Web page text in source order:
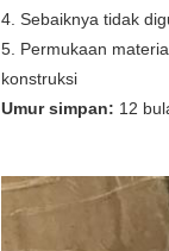
4. Sebaiknya tidak
5. Permukaan
konstruksi
Umur simpan: 12